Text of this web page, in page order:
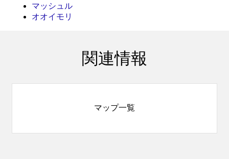
マッシュル
オオイモリ
関連情報
マップ一覧